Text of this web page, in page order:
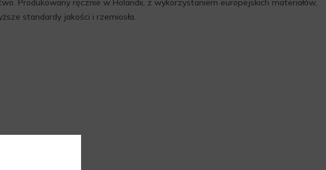
Produkowany ręcznie w Holandii, z wykorzystaniem europejskich materiałów,
standardy jakości i rzemiosła.